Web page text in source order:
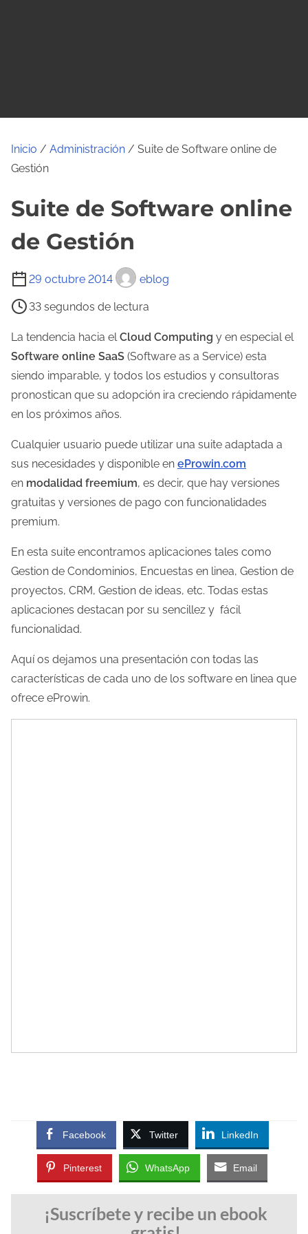
Inicio / Administración / Suite de Software online de
Gestión
Suite de Software online
de Gestión
29 octubre 2014 eblog
T
e
m
p
o
d
e
e
c
t
u
r
a
d
a
n
t
r
a
33 segundos de lectura
La tendencia hacia el Cloud Computing y en especial el
Software online SaaS (Software as a Service) esta
siendo imparable, y todos los estudios y consultoras
pronostican que su adopción ira creciendo rápidamente
en los próximos años.
Cualquier usuario puede utilizar una suite adaptada a
sus necesidades y disponible en eProwin.com
en modalidad freemium, es decir, que hay versiones
gratuitas y versiones de pago con funcionalidades
premium.
En esta suite encontramos aplicaciones tales como
Gestion de Condominios, Encuestas en linea, Gestion de
proyectos, CRM, Gestion de ideas, etc. Todas estas
aplicaciones destacan por su sencillez y fácil
funcionalidad.
Aquí os dejamos una presentación con todas las
características de cada uno de los software en linea que
ofrece eProwin.
Facebook Twitter LinkedIn
Pinterest WhatsApp Email